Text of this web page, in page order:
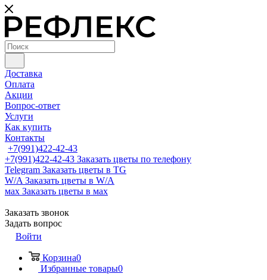
Доставка
Оплата
Акции
Вопрос-ответ
Услуги
Как купить
Контакты
+7(991)422-42-43
+7(991)422-42-43 Заказать цветы по телефону
Telegram Заказать цветы в TG
W/A Заказать цветы в W/A
мах Заказать цветы в мах
Заказать звонок
Задать вопрос
Войти
Корзина0
Избранные товары0